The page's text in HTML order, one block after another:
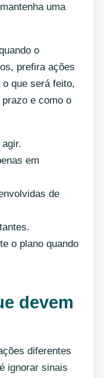
uma
o
prefira ações
que será feito,
e como o
em
de
o plano quando
devem
diferentes
ignorar sinais